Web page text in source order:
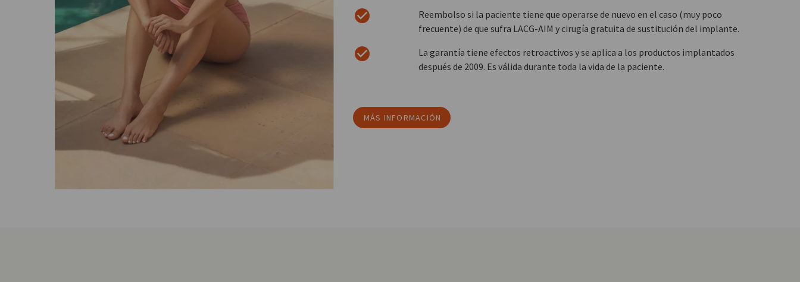
Reembolso si la paciente tiene que operarse de nuevo en el caso (muy poco
frecuente) de que sufra LACG-AIM y cirugía gratuita de sustitución del implante.
La garantía tiene efectos retroactivos y se aplica a los productos implantados
después de 2009. Es válida durante toda la vida de la paciente.
MÁS INFORMACIÓN